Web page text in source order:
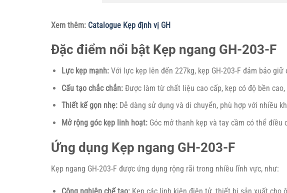
Xem thêm: Catalogue Kẹp định vị GH
Đặc điểm nổi bật Kẹp ngang GH-203-F
Lực kẹp mạnh:Với lực kẹp lên đến 227kg, kẹp GH-203-F đảm bảo
Cấu tạo chắc chắn:Được làm từ chất liệu cao cấp, kẹp có độ bền
Thiết kế gọn nhẹ:Dễ dàng sử dụng và di chuyển, phù hợp với nhiều
Mở rộng góc kẹp linh hoạt:Góc mở thanh kẹp và tay cầm có thể
Ứng dụng Kẹp ngang GH-203-F
Kẹp ngang GH-203-F được ứng dụng rộng rãi trong nhiều lĩnh vực, như: